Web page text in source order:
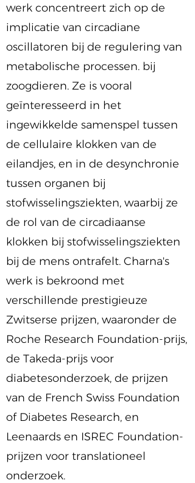
werk concentreert zich op de
implicatie van circadiane
oscillatoren bij de regulering van
metabolische processen. bij
zoogdieren. Ze is vooral
geïnteresseerd in het
ingewikkelde samenspel tussen
de cellulaire klokken van de
eilandjes, en in de desynchronie
tussen organen bij
stofwisselingsziekten, waarbij ze
de rol van de circadiaanse
klokken bij stofwisselingsziekten
bij de mens ontrafelt. Charna's
werk is bekroond met
verschillende prestigieuze
Zwitserse prijzen, waaronder de
Roche Research Foundation-prijs,
de Takeda-prijs voor
diabetesonderzoek, de prijzen
van de French Swiss Foundation
of Diabetes Research, en
Leenaards en ISREC Foundation-
prijzen voor translationeel
onderzoek.